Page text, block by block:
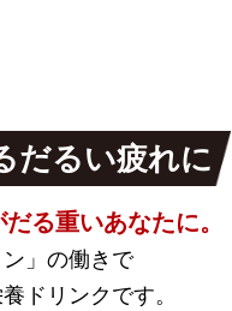
だるい疲れに
る重いあなたに。
ン」の働きで
ドリンクです。